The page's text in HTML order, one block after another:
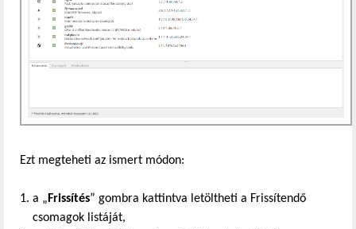
Ezt megteheti az ismert módon:
a „Frissítés” gombra kattintva letöltheti a Frissítendő
csomagok listáját,